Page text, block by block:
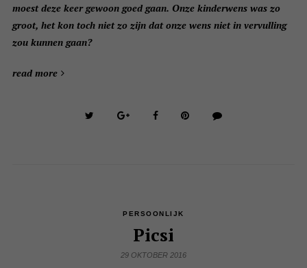
moest deze keer gewoon goed gaan. Onze kinderwens was zo
groot, het kon toch niet zo zijn dat onze wens niet in vervulling
zou kunnen gaan?
read more
PERSOONLIJK
Picsi
29 OKTOBER 2016